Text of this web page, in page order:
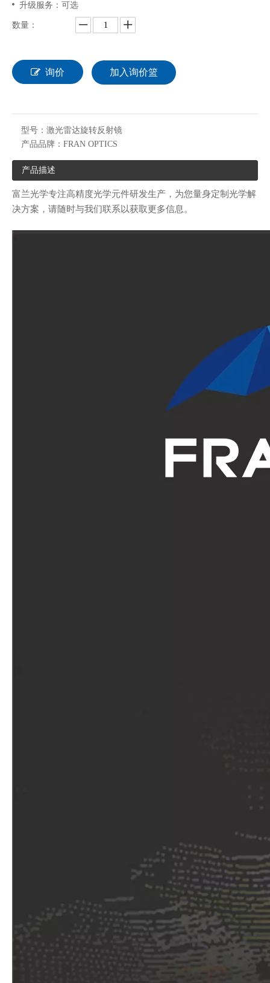
升级服务：可选
数量：
询价 加入询价篮
型号： 激光雷达旋转反射镜
产品品牌： FRAN OPTICS
产品描述
富兰光学专注高精度光学元件研发生产，为您量身定制光学解
决方案，请随时与我们联系以获取更多信息。